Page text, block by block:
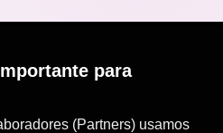
para
(Partners) usamos